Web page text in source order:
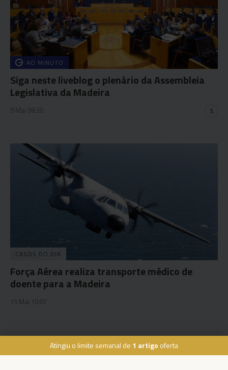
Atingiu o limite semanal de 1 artigo oferta
AO MINUTO
Siga neste liveblog o plenário da Assembleia
Legislativa da Madeira
9 Mai 08:30 5
CASOS DO DIA
Força Aérea realiza transporte médico de
doente para a Madeira
15 Mai 10:07